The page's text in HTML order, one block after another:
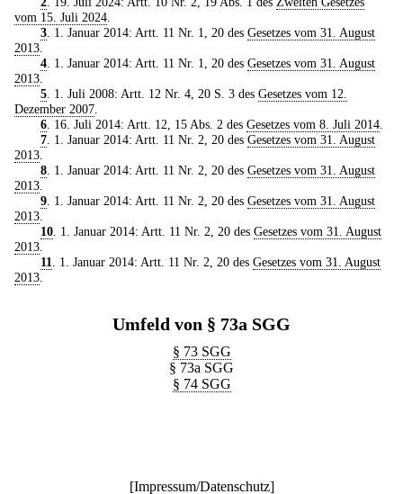
vom 15. Juli 2024
3. 1. Januar 2014: Artt. 11 Nr. 1, 20 des Gesetzes vom 31. August
2013
4. 1. Januar 2014: Artt. 11 Nr. 1, 20 des Gesetzes vom 31. August
2013
5. 1. Juli 2008: Artt. 12 Nr. 4, 20 S. 3 des Gesetzes vom 12.
Dezember 2007
6. 16. Juli 2014: Artt. 12, 15 Abs. 2 des Gesetzes vom 8. Juli 2014.
7. 1. Januar 2014: Artt. 11 Nr. 2, 20 des Gesetzes vom 31. August
2013
8. 1. Januar 2014: Artt. 11 Nr. 2, 20 des Gesetzes vom 31. August
2013
9. 1. Januar 2014: Artt. 11 Nr. 2, 20 des Gesetzes vom 31. August
2013
10. 1. Januar 2014: Artt. 11 Nr. 2, 20 des Gesetzes vom 31. August
2013
11
. 1. Januar 2014: Artt. 11 Nr. 2, 20 des Gesetzes vom 31. August
2013
Umfeld von § 73a SGG
§ 73 SGG
§ 73a SGG
§ 74 SGG
[Impressum/Datenschutz]